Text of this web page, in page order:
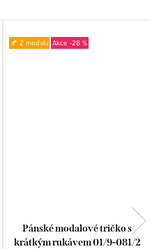
🍂 Z modalu -28 %
Pánské modalové tričko s
krátkým rukávem 01/9-081/2